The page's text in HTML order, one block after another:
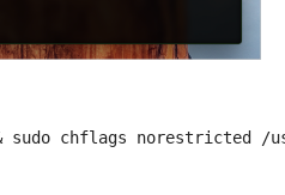
chflags norestricted /